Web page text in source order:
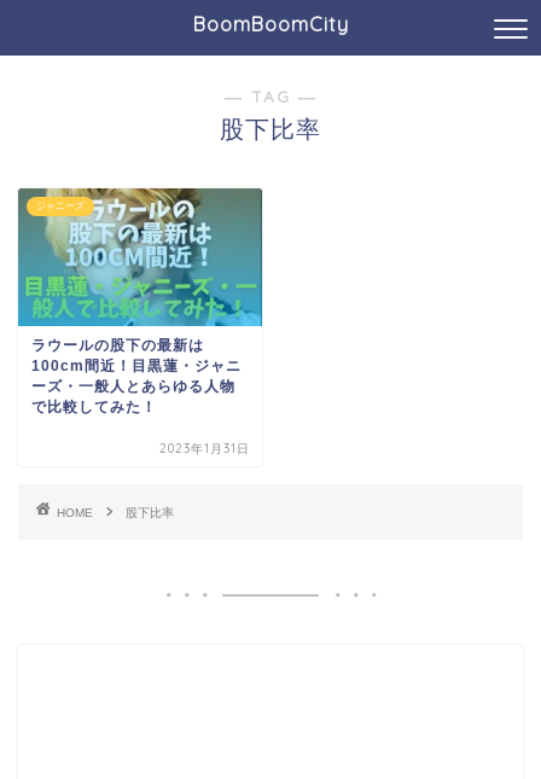
BoomBoomCity
― TAG ―
股下比率
ジャニーズ
ラウールの股下の最新は
100cm間近！目黒蓮・ジャニ
ーズ・一般人とあらゆる人物
で比較してみた！
2023年1月31日
HOME 股下比率